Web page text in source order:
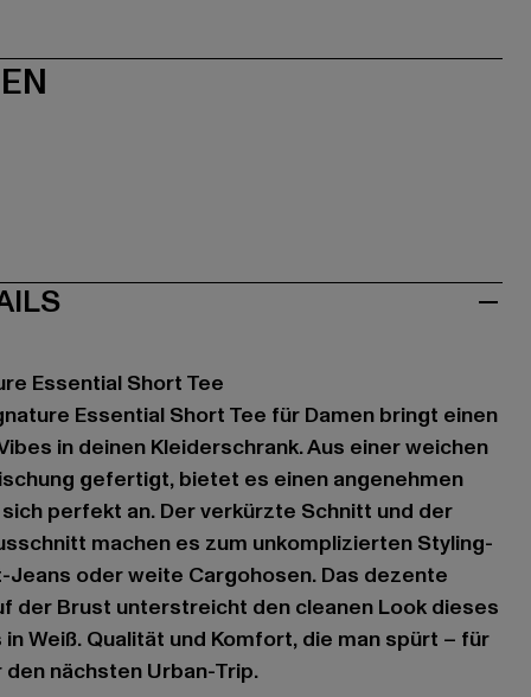
Essential Short Tee
Essential Short Tee für Damen bringt einen
in deinen Kleiderschrank. Aus einer weichen
gefertigt, bietet es einen angenehmen
perfekt an. Der verkürzte Schnitt und der
machen es zum unkomplizierten Styling-
Jeans oder weite Cargohosen. Das dezente
der Brust unterstreicht den cleanen Look dieses
Weiß. Qualität und Komfort, die man spürt – für
nächsten Urban-Trip.